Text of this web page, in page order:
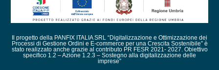
Il progetto della PANFIX ITALIA SRL “Digitalizzazione e Ottimizzazione dei
Processi di Gestione Ordini e E-commerce per una Crescita Sostenibile” è
stato realizzato anche grazie al contributo PR FESR 2021- 2027. Obiettivo
specifico 1.2 – Azione 1.2.3 – Sostegno alla digitalizzazione delle
imprese”